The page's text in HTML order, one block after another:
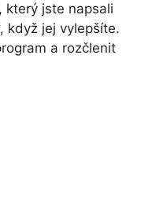
který jste napsali
když jej vylepšíte.
a rozčlenit